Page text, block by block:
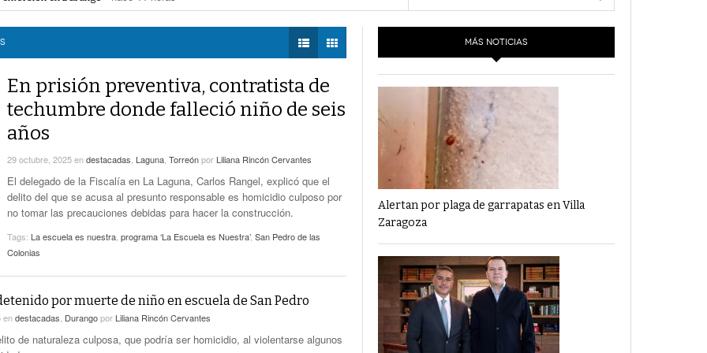
Torreón - hace 15 horas -
Lanzan Convocatoria Del Concurso De Poesía
Enriqueta Ochoa
Expone CLIP Preocupación Por Reformas
Laborales. ‘Hacen Ver A Patrones Como
Enemigos’, Considera- hace 17 horas -
TWEETS AND
LA MEJOR 97.1
ESTÉREO GALLITO
Financiamiento’ Por PC29
‘La Laguna: Bomba De Tiempo Por Falta De
Planeación’ Por PC29
‘Las Corrupciones, Sus Formas Y Efectos’ Por
PC29 - 7 mayo, 2021
bloquearon Mieleras- hace 12 horas -
Agua Saludable- hace 12 horas -
Justicia de Durango por presunto cohecho
En prisión preventiva, contratista de
techumbre donde falleció niño de seis
años
29 octubre, 2025endestacadas Laguna Torreónpor Liliana Rincón Cervantes
El delegado de la Fiscalía en La Laguna, Carlos Rangel, explicó que el
delito del que se acusa al presunto responsable es homicidio culposo por
no tomar las precauciones debidas para hacer la construcción.
Tags: La escuela es nuestra programa ‘La Escuela es Nuestra’, San Pedro de las
Colonias
por muerte de niño en escuela de San Pedro
endestacadas Durangopor Liliana Rincón Cervantes
de naturaleza culposa, que podría ser homicidio, al violentarse algunos
MÁS NOTICIAS
Alertan por plaga de garrapatas en Villa
Zaragoza